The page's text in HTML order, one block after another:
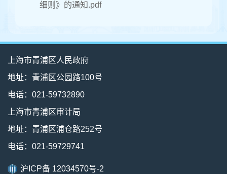
细则》的通知.pdf
上海市青浦区人民政府
地址：青浦区公园路100号
电话：021-59732890
上海市青浦区审计局
地址：青浦区浦仓路252号
电话：021-59729741
沪ICP备 12034570号-2